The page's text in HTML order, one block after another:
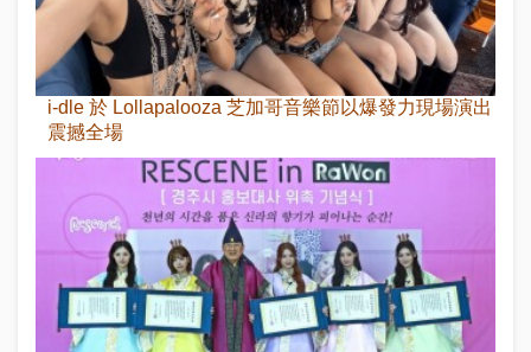
i-dle 於 Lollapalooza 芝加哥音樂節以爆發力現場演出
震撼全場